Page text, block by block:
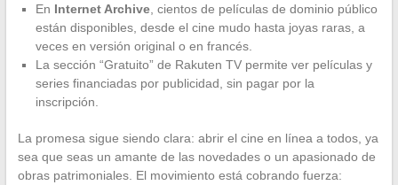
En Internet Archive, cientos de películas de dominio público
están disponibles, desde el cine mudo hasta joyas raras, a
veces en versión original o en francés.
La sección “Gratuito” de Rakuten TV permite ver películas y
series financiadas por publicidad, sin pagar por la
inscripción.
La promesa sigue siendo clara: abrir el cine en línea a todos, ya
sea que seas un amante de las novedades o un apasionado de
obras patrimoniales. El movimiento está cobrando fuerza: